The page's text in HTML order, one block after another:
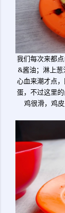
我们每次来都
&酱油；淋上
心血来潮才点
蛋，不过这里
鸡很滑，鸡